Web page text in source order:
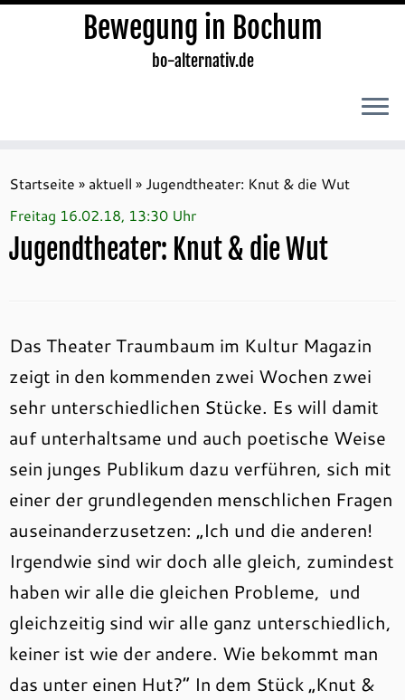
Inhalt
springen
Bewegung in Bochum
bo-alternativ.de
Startseite » aktuell » Jugendtheater: Knut & die Wut
Freitag 16.02.18, 13:30 Uhr
Jugendtheater: Knut & die Wut
Das Theater Traumbaum im Kultur Magazin
zeigt in den kommenden zwei Wochen zwei
sehr unterschiedlichen Stücke. Es will damit
auf unterhaltsame und auch poetische Weise
sein junges Publikum dazu verführen, sich mit
einer der grundlegenden menschlichen Fragen
auseinanderzusetzen: „Ich und die anderen!
Irgendwie sind wir doch alle gleich, zumindest
haben wir alle die gleichen Probleme, und
gleichzeitig sind wir alle ganz unterschiedlich,
keiner ist wie der andere. Wie bekommt man
das unter einen Hut?“ In dem Stück „Knut &